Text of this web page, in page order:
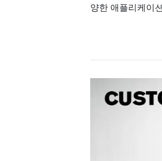
양한 애플리케이